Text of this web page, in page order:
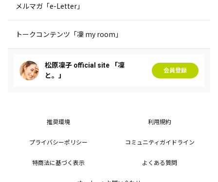
メルマガ「e-Letter」
トークコンテンツ「凜 my room」
松原凜子 official site 「凜
と。」
会員登録
推奨環境 利用規約
プライバシーポリシー コミュニティガイドライン
特商法に基づく表示 よくある質問